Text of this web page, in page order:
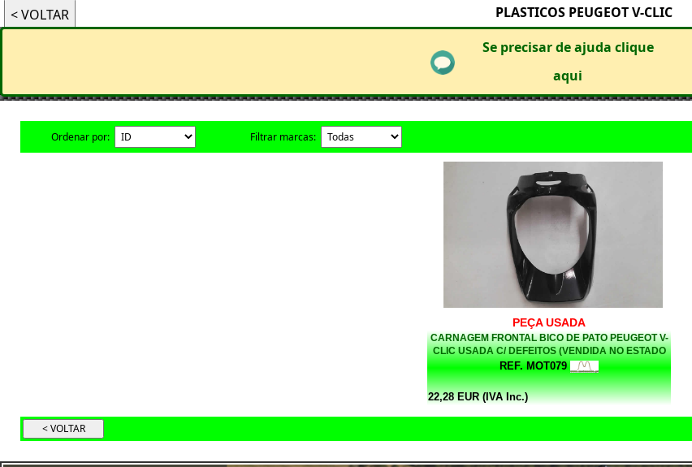
PLASTICOS PEUGEOT V-CLIC
Se precisar de ajuda clique
aqui
Ordenar por: Filtrar marcas:
PEÇA USADA
CARNAGEM FRONTAL BICO DE PATO PEUGEOT V-
CLIC USADA C/ DEFEITOS (VENDIDA NO ESTADO
EM QUE SE ENCONTRA)
REF. MOT079
22,28 EUR (IVA Inc.)